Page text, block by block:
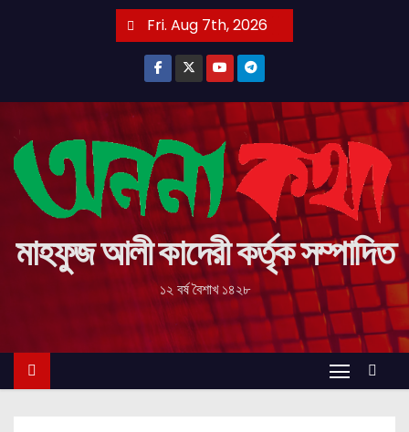
Fri. Aug 7th, 2026
মাহফুজ আলী কাদেরী কর্তৃক সম্পাদিত
১২ বর্ষ বৈশাখ ১৪২৮